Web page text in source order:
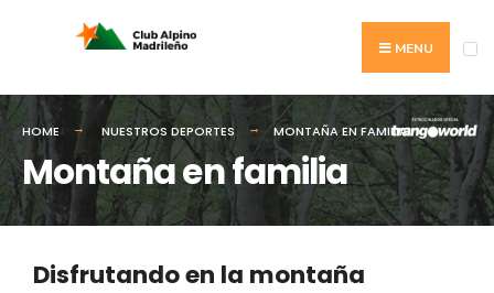
MENU
HOME NUESTROS DEPORTES MONTAÑA EN FAMILIA
Montaña en familia
Disfrutando en la montaña